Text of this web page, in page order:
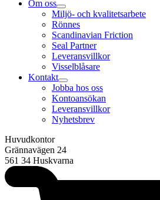
Om oss
Miljö- och kvalitetsarbete
Rönnes
Scandinavian Friction
Seal Partner
Leveransvillkor
Visselblåsare
Kontakt
Jobba hos oss
Kontoansökan
Leveransvillkor
Nyhetsbrev
Huvudkontor
Grännavägen 24
561 34 Huskvarna